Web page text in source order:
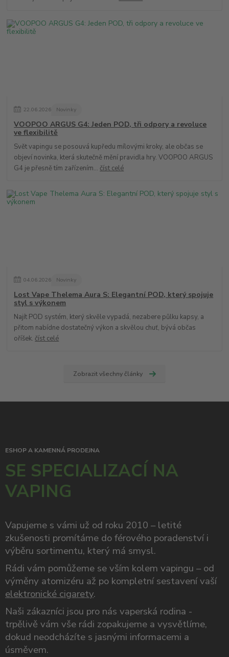
22.06.2026 Novinky
VOOPOO ARGUS G4: Jeden POD, tři odpory a revoluce
ve flexibilitě
Svět vapingu se posouvá kupředu mílovými kroky, ale občas se
objeví novinka, která skutečně mění pravidla hry. VOOPOO ARGUS
G4 je přesně tím zařízením... číst celé
04.06.2026 Novinky
Lost Vape Thelema Aura S: Elegantní POD, který spojuje
styl s výkonem
Najít POD systém, který skvěle vypadá, nezabere půlku kapsy, a
přitom nabídne dostatečný výkon a skvělou chuť, bývá občas
oříšek. číst celé
Zobrazit všechny články
ESHOP A KAMENNÁ PRODEJNA
SE SPECIALIZACÍ NA
VAPING
Vapujeme s vámi už od roku 2010 – letité
zkušenosti promítáme do férového poradenství i
výběru sortimentu, který má smysl.
Rádi vám pomůžeme se vším kolem vapingu – od
výměny atomizéru až po kompletní sestavení vaší
elektronické cigarety.
Naši zákazníci jsou pro nás vaperská rodina -
trpělivě vám vše rádi zopakujeme a vysvětlíme,
dokud neodcházíte s jasnými informacemi a
úsměvem.